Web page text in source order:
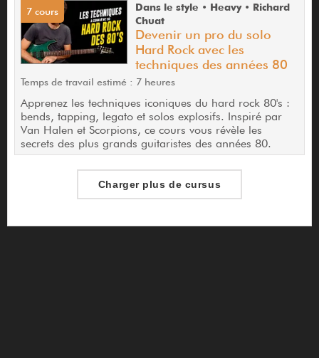
7 cours
Dans le style • Heavy • Richard
Chuat
Devenir un pro du solo
Hard Rock avec les
techniques des années 80
Temps de travail estimé : 7 heures
Apprenez les techniques iconiques du hard rock 80's :
bends, tapping, legato et solos explosifs. Inspiré par
Van Halen et Scorpions, ce cours vous révèle les
secrets des plus grands guitaristes des années 80.
Charger plus de cursus